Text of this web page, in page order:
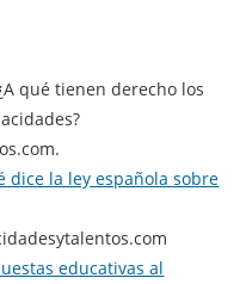
¿A qué tienen derecho los
dice la ley española sobre
educativas al